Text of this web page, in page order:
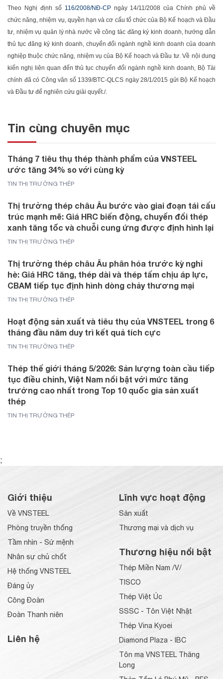
Theo Nghị định số 116/2008/NĐ-CPngày 14/11/2008 của Chính phủ về
chức năng, nhiệm vụ, quyền hạn và cơ cấu tổ chức của Bộ Kế hoạch và Đầu
tư, nhiệm vụ quản lý nhà nước về công tác đăng ký kinh doanh, hướng dẫn
thủ tục đăng ký kinh doanh, chuyển đổi ngành nghề kinh doanh của doanh
nghiệp thuộc chức năng, nhiệm vụ của Bộ Kế hoạch và Đầu tư. Về nội dung
kiến nghị liên quan đến thủ tục chuyển đổi ngành nghề kinh doanh, Bộ Tài
chính đã có Công văn số 1339/BTC-QLCS ngày 28/1/2015 gửi Bộ Kế hoạch
và Đầu tư để nghiên cứu giải quyết./.
Tin cùng chuyên mục
Tháng 7 tiêu thụ thép thành phẩm của VNSTEEL
ước tăng 34% so với cùng kỳ
TIN THỊ TRƯỜNG THÉP
Thị trường thép châu Âu bước vào giai đoạn tái cấu
trúc mạnh mẽ: Giá HRC biến động, chuyển đổi thép
xanh tăng tốc và chuỗi cung ứng được định hình lại
TIN THỊ TRƯỜNG THÉP
Thị trường thép châu Âu phân hóa trước kỳ nghỉ
hè: Giá HRC tăng, thép dài và thép tấm chịu áp lực,
CBAM tiếp tục định hình dòng chảy thương mại
TIN THỊ TRƯỜNG THÉP
Hoạt động sản xuất và tiêu thụ của VNSTEEL trong 6
tháng đầu năm duy trì kết quả tích cực
TIN THỊ TRƯỜNG THÉP
Thép thế giới tháng 5/2026: Sản lượng toàn cầu tiếp
tục điều chỉnh, Việt Nam nổi bật với mức tăng
trưởng cao nhất trong Top 10 quốc gia sản xuất
thép
TIN THỊ TRƯỜNG THÉP
;
Giới thiệu
Về VNSTEEL
Phòng truyền thống
Tầm nhìn - Sứ mệnh
Nhân sự chủ chốt
Hệ thống VNSTEEL
Đảng ủy
Công Đoàn
Đoàn Thanh niên
Liên hệ
Lĩnh vực hoạt động
Sản xuất
Thương mại và dịch vụ
Thương hiệu nổi bật
Thép Miền Nam /V/
TISCO
Thép Việt Úc
SSSC - Tôn Việt Nhật
Thép Vina Kyoei
Diamond Plaza - IBC
Tôn mạ VNSTEEL Thăng
Long